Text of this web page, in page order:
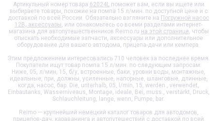
Артикульный номер товара 62024L поможет вам, если вы ищете или
выбираете товары, похожие на помпа 15 л/мин. по доступной цене и с
доставкой по всей России. Обязательно взгляните на Погружной насос
12В, аксессуары , или ознакомьтесь со всеми разделами интернет-
магазина для автопутешественников Reimo.ru на этой странице , чтобы
отыскать необходимые запчасти, аксессуары или дополнительное
оборудование для вашего автодома, прицепа-дачи или кемпера.
Этим предложением интересовались 710 человек за последнее время.
Покупатели ищут товар помпа 15 л/мин. по следующим запросам:
Ниже, 05, л/мин, 15, б/у, встроенные, баки, уровни воды, монтажные,
идеальные, при, должны, усиленные, напорные, шланговые, длинные,
когда, насос, бар. Die, unterhalb, 05, l/min, 15, werden., verwendet,
Einbautanks, Wasserniveaus, Montage, ideale, Bei, muss., verstärkt, Druck,
Schlauchleitung, lange, wenn, Pumpe, bar.
Reimo — крупнейший немецкий каталог товаров для автодомов,
прицепов-дач, караванинга и автопутешествий с доставкой по всей